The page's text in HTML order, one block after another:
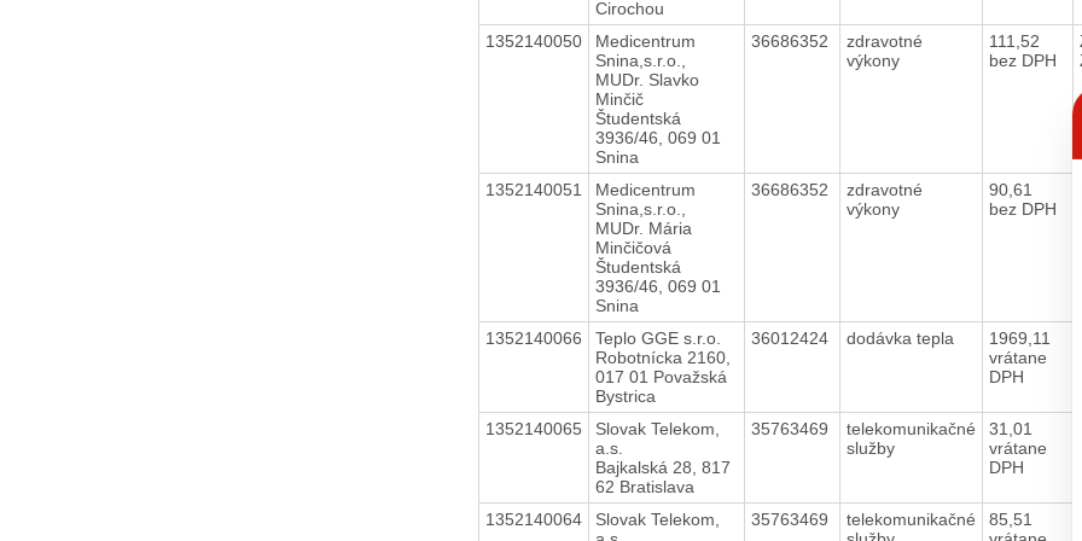
Cirochou
1352140050
Medicentrum
Snina,s.r.o.,
MUDr. Slavko
Minčič
Študentská
3936/46, 069 01
Snina
36686352
zdravotné
výkony
111,52
bez DPH
1352140051
Medicentrum
Snina,s.r.o.,
MUDr. Mária
Minčičová
Študentská
3936/46, 069 01
Snina
36686352
zdravotné
výkony
90,61
bez DPH
1352140066
Teplo GGE s.r.o.
Robotnícka 2160,
017 01 Považská
Bystrica
36012424 dodávka tepla
1969,11
vrátane
DPH
1352140065
Slovak Telekom,
a.s.
Bajkalská 28, 817
62 Bratislava
35763469
telekomunikačné
služby
31,01
vrátane
DPH
1352140064
Slovak Telekom,
35763469
telekomunikačné
85,51